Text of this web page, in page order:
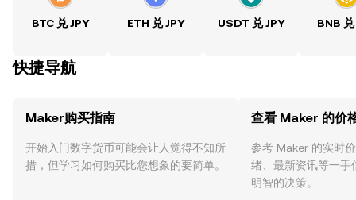
BTC 兑 JPY ETH 兑 JPY USDT 兑 JPY BNB 兑
快捷导航
Maker购买指南
开始入门数字货币可能会让人觉得不知所
措，但学习如何购买比您想象的要简单。
查看 Maker 的价
参考 Maker 的实时
绪、最新资讯等一手
明智的决策。